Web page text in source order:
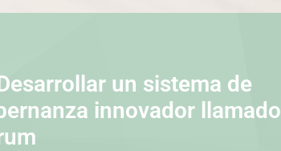
un sistema de
innovador llamado